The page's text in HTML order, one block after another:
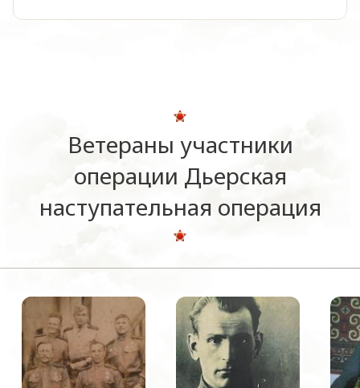
Ветераны участники
операции Дьерская
наступательная операция